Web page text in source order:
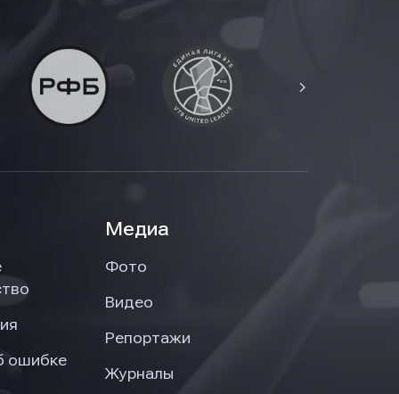
ошибке
Медиа
Фото
Видео
Репортажи
Журналы